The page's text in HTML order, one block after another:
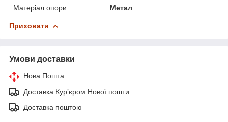
Матеріал опори
Метал
Приховати
Умови доставки
Нова Пошта
Доставка Курʼєром Нової пошти
Доставка поштою